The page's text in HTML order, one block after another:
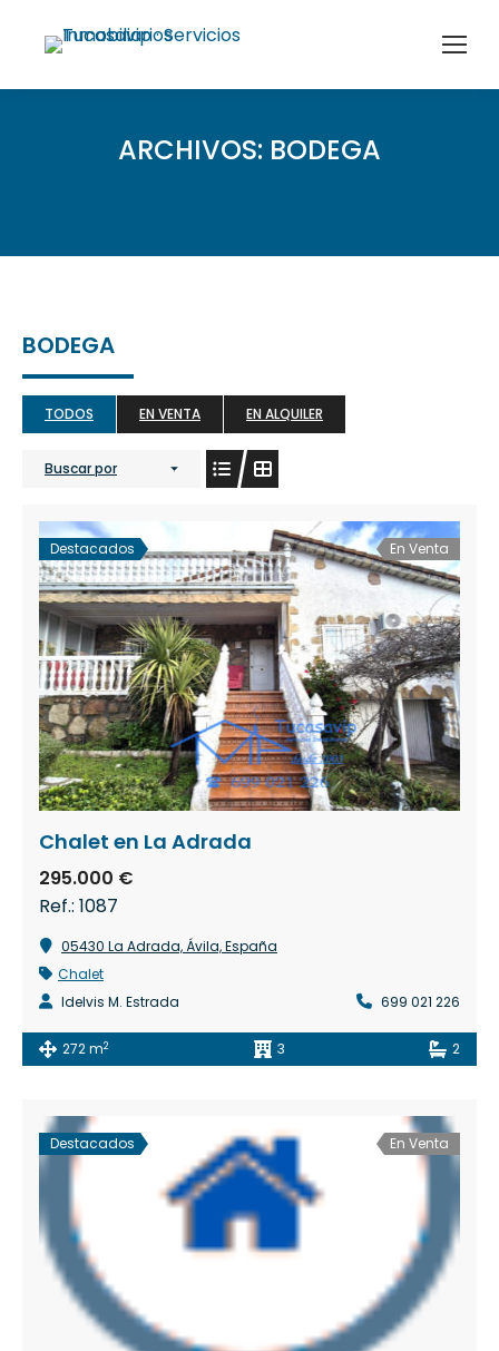
ARCHIVOS: BODEGA
BODEGA
TODOS EN VENTA EN ALQUILER
Buscar por
Destacados En Venta
Chalet en La Adrada
295.000 €
Ref.: 1087
05430 La Adrada, Ávila, España
Chalet
Idelvis M. Estrada
699 021 226
272 m2 3 2
Destacados En Venta